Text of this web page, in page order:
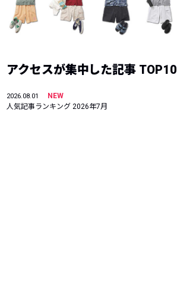
アクセスが集中した記事 TOP10
2026.08.01
NEW
人気記事ランキング 2026年7月